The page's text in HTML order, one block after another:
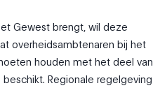
Gewest brengt, wil deze
overheidsambtenaren bij het
houden met het deel van
Regionale regelgeving